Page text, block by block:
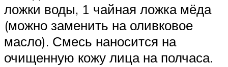
ложки воды, 1 чайная ложка мёда
(можно заменить на оливковое
масло). Смесь наносится на
очищенную кожу лица на полчаса.